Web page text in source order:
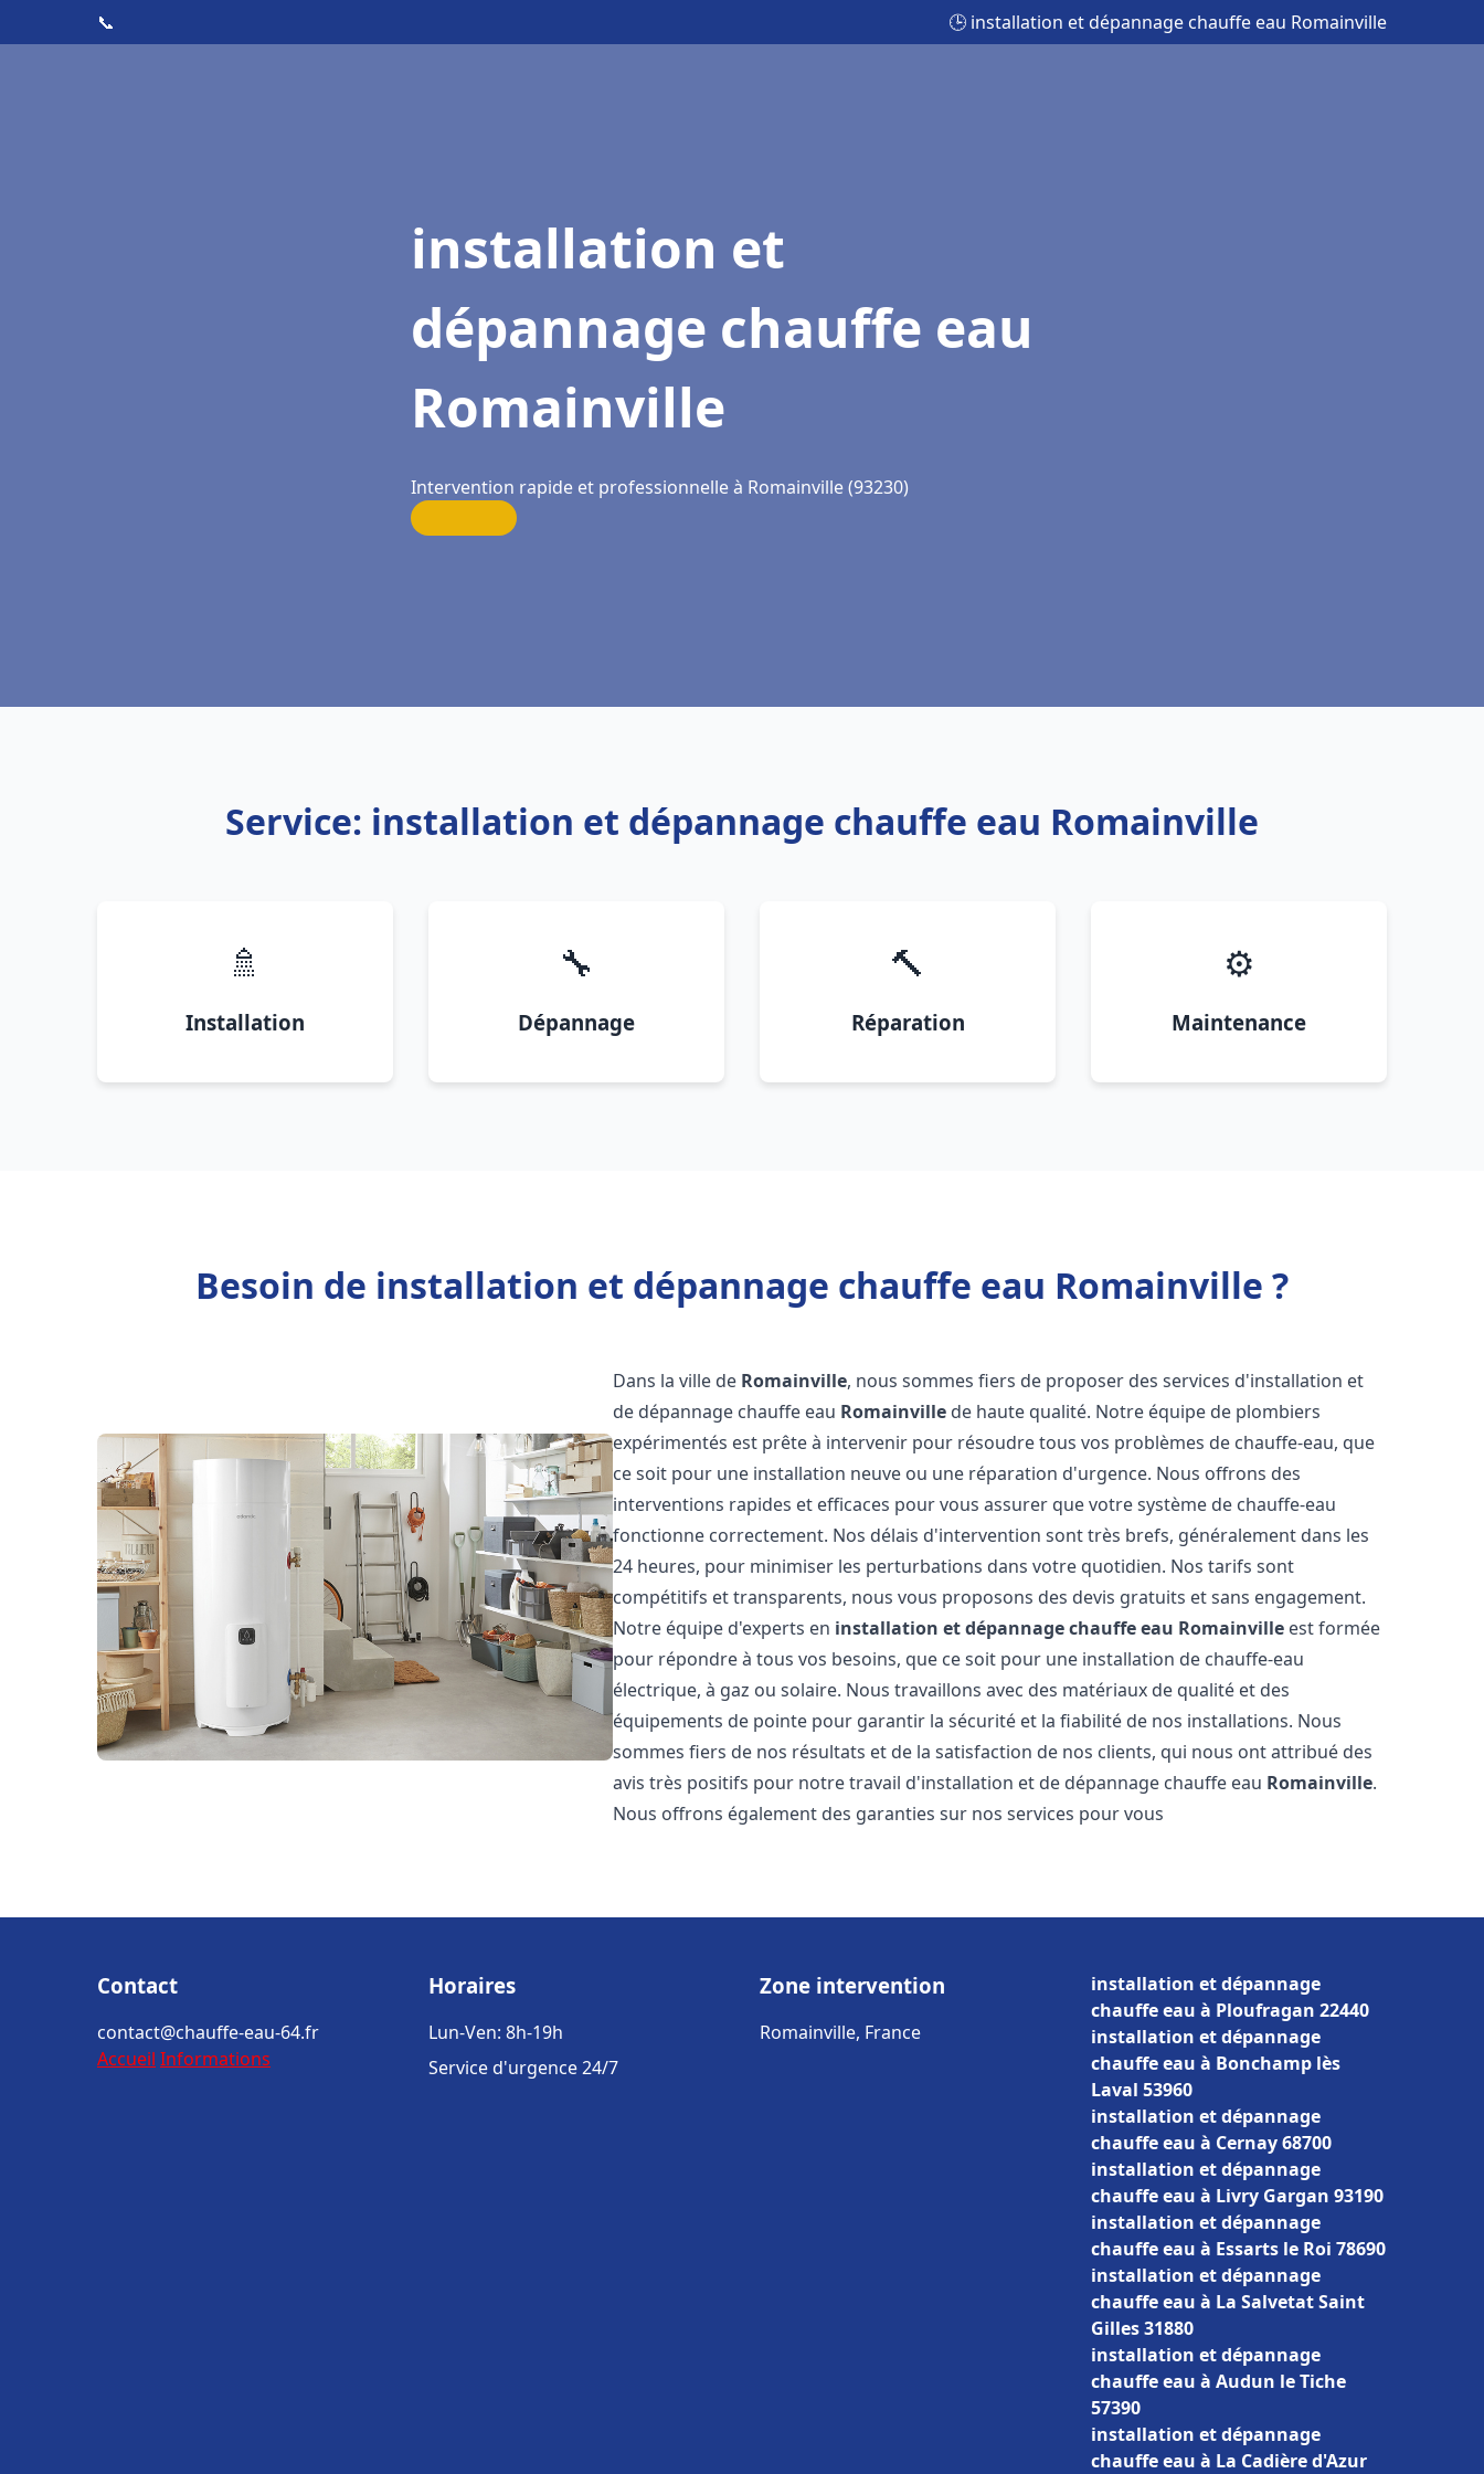
📞 🕒 installation et dépannage chauffe eau Romainville
installation et
dépannage chauffe eau
Romainville
Intervention rapide et professionnelle à Romainville (93230)
Service: installation et dépannage chauffe eau Romainville
🚿
Installation
🔧
Dépannage
🔨
Réparation
⚙️
Maintenance
Besoin de installation et dépannage chauffe eau Romainville ?
Dans la ville de Romainville, nous sommes fiers de proposer des services d'installation et
de dépannage chauffe eau Romainville de haute qualité. Notre équipe de plombiers
expérimentés est prête à intervenir pour résoudre tous vos problèmes de chauffe-eau, que
ce soit pour une installation neuve ou une réparation d'urgence. Nous offrons des
interventions rapides et efficaces pour vous assurer que votre système de chauffe-eau
fonctionne correctement. Nos délais d'intervention sont très brefs, généralement dans les
24 heures, pour minimiser les perturbations dans votre quotidien. Nos tarifs sont
compétitifs et transparents, nous vous proposons des devis gratuits et sans engagement.
Notre équipe d'experts en installation et dépannage chauffe eau Romainville est formée
pour répondre à tous vos besoins, que ce soit pour une installation de chauffe-eau
électrique, à gaz ou solaire. Nous travaillons avec des matériaux de qualité et des
équipements de pointe pour garantir la sécurité et la fiabilité de nos installations. Nous
sommes fiers de nos résultats et de la satisfaction de nos clients, qui nous ont attribué des
avis très positifs pour notre travail d'installation et de dépannage chauffe eau Romainville.
Nous offrons également des garanties sur nos services pour vous
Contact
contact@chauffe-eau-64.fr
Accueil Informations
Horaires
Lun-Ven: 8h-19h
Service d'urgence 24/7
Zone intervention
Romainville, France
installation et dépannage
chauffe eau à Ploufragan 22440
installation et dépannage
chauffe eau à Bonchamp lès
Laval 53960
installation et dépannage
chauffe eau à Cernay 68700
installation et dépannage
chauffe eau à Livry Gargan 93190
installation et dépannage
chauffe eau à Essarts le Roi 78690
installation et dépannage
chauffe eau à La Salvetat Saint
Gilles 31880
installation et dépannage
chauffe eau à Audun le Tiche
57390
installation et dépannage
chauffe eau à La Cadière d'Azur